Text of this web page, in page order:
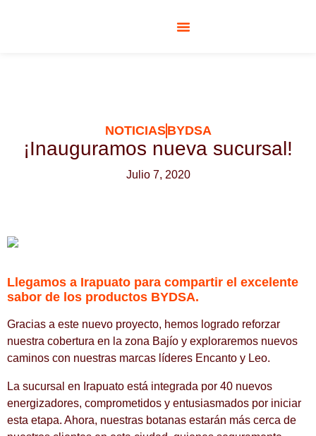
NOTICIASBYDSA
¡Inauguramos nueva sucursal!
Julio 7, 2020
Llegamos a Irapuato para compartir el excelente
sabor de los productos BYDSA.
Gracias a este nuevo proyecto, hemos logrado reforzar
nuestra cobertura en la zona Bajío y exploraremos nuevos
caminos con nuestras marcas líderes Encanto y Leo.
La sucursal en Irapuato está integrada por 40 nuevos
energizadores, comprometidos y entusiasmados por iniciar
esta etapa. Ahora, nuestras botanas estarán más cerca de